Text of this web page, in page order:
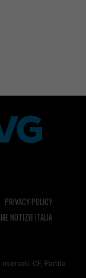
PRIVACY POLICY
NOTIZIE ITALIA
CF, Partita